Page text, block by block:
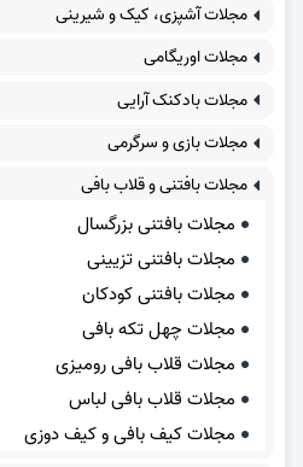
مجلات آشپزی، کیک و شیرینی
مجلات اوریگامی
مجلات بادکنک آرایی
مجلات بازی و سرگرمی
مجلات بافتنی و قلاب بافی
مجلات بافتنی بزرگسال
مجلات بافتنی تزیینی
مجلات بافتنی کودکان
مجلات چهل تکه بافی
مجلات قلاب بافی رومیزی
مجلات قلاب بافی لباس
مجلات کیف بافی و کیف دوزی